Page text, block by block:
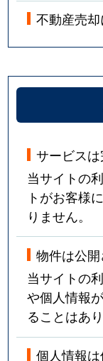
不動産売
サービス
当サイトの
トがお客様
りません。
物件は公
当サイトの
や個人情報
ることはあ
個人情報